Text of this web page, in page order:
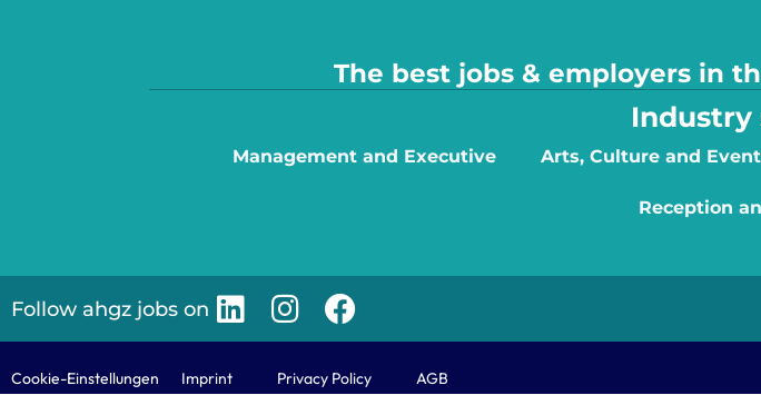
The best jobs & employers in
Industry
Management and Executive Arts, Culture and
Reception
Follow ahgz jobs on
Cookie-Einstellungen Imprint Privacy Policy AGB